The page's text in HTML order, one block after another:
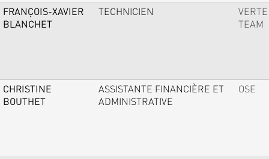
FRANÇOIS-XAVIER
BLANCHET
TECHNICIEN
VERTE
TEAM
CHRISTINE
BOUTHET
ASSISTANTE FINANCIÈRE ET
ADMINISTRATIVE
OSE